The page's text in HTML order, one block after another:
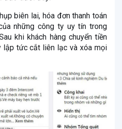
biên lai, hóa đơn thanh toán
những công ty uy tín trong
khi khách hàng chuyển tiền
lập tức cắt liên lạc và xóa mọi